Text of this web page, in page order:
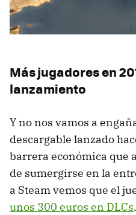
Más jugadores en
lanzamiento
Y no nos vamos a
descargable lanzado
barrera económica que
de sumergirse en la
a Steam vemos que el
unos 300 euros en DLCs